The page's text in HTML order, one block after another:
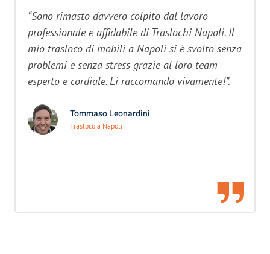
“Sono rimasto davvero colpito dal lavoro
professionale e affidabile di Traslochi Napoli. Il
mio trasloco di mobili a Napoli si è svolto senza
problemi e senza stress grazie al loro team
esperto e cordiale. Li raccomando vivamente!”.
Tommaso Leonardini
Trasloco a Napoli